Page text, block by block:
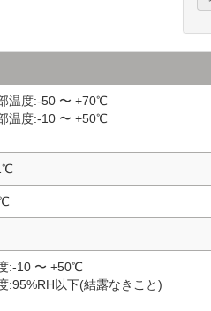
温度:-50 〜 +70℃
温度:-10 〜 +50℃
:-10 〜 +50℃
:95%RH以下(結露なきこと)